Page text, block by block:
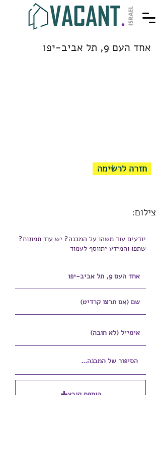
אחד העם 9, תל אביב-יפו
חזרה לרשימה
צילום:
יודעים עוד משהו על המבנה? יש עוד תמונות?
שתפו והמידע יתווסף לעמוד
הוספת קובץ